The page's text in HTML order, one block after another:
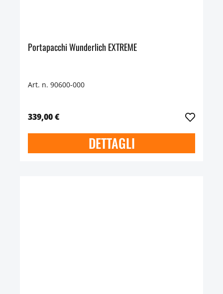
Portapacchi Wunderlich EXTREME
Art. n. 90600-000
339,00 €
DETTAGLI